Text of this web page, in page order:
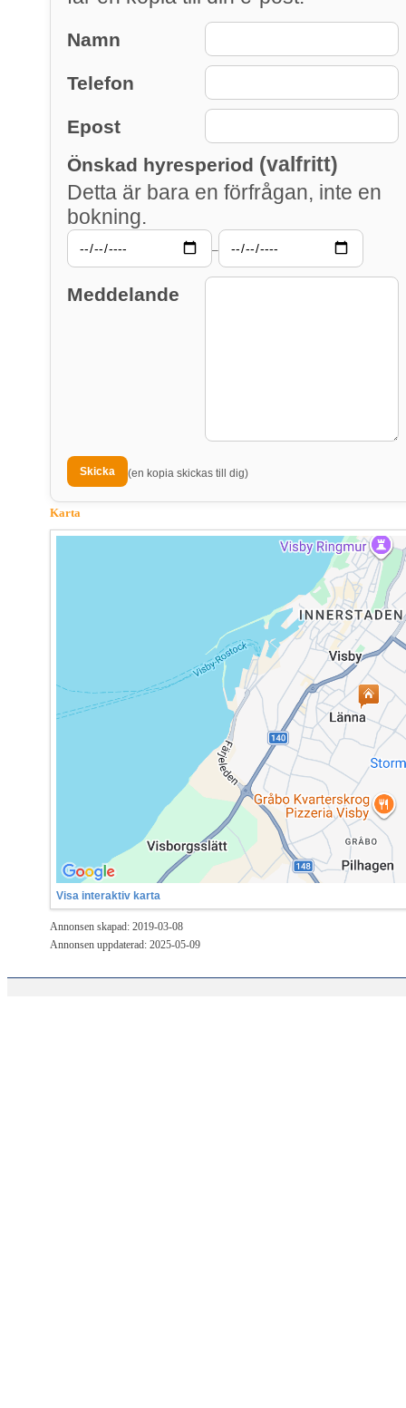
Namn
Telefon
Epost
Önskad hyresperiod (valfritt)
Detta är bara en förfrågan, inte en
bokning.
–
Meddelande
(en kopia skickas till dig)
Karta
Visa interaktiv karta
Annonsen skapad: 2019-03-08
Annonsen uppdaterad: 2025-05-09